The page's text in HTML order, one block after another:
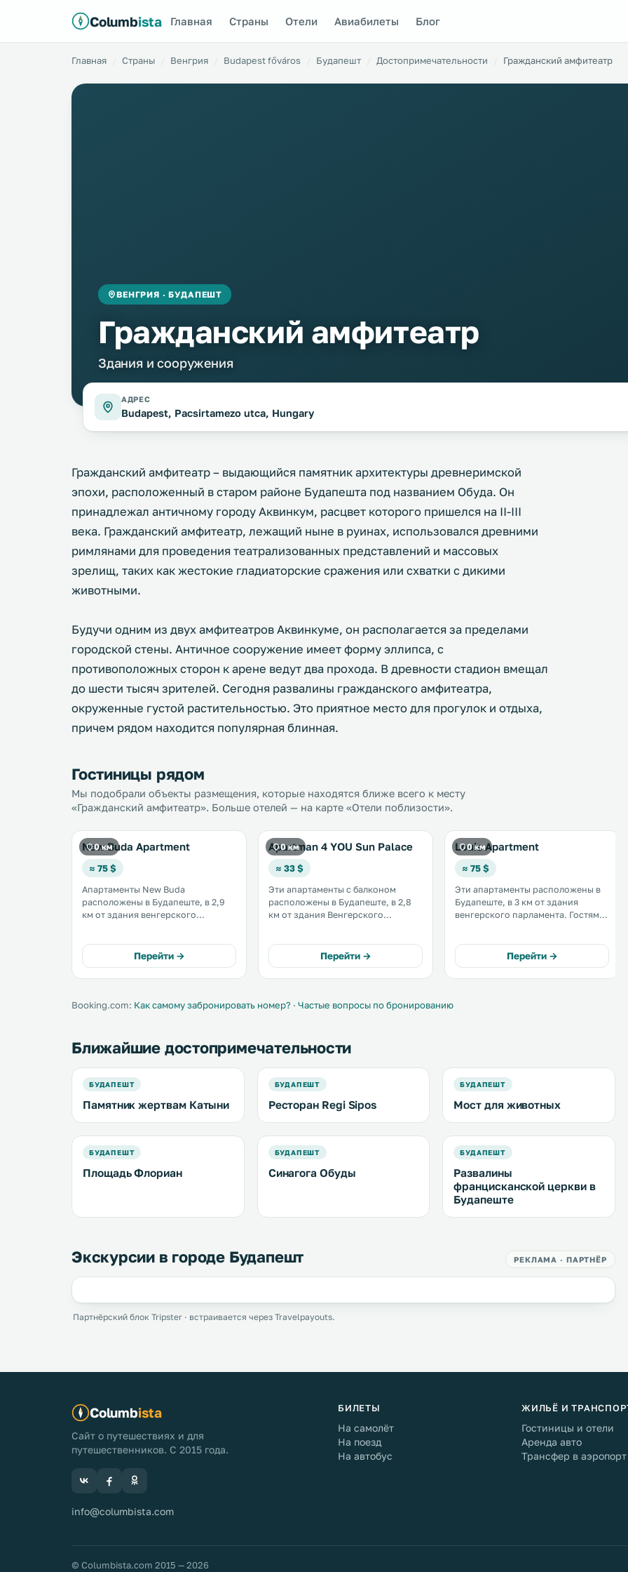
Columbista Главная Страны Отели Авиабилеты Блог
Главная Страны Венгрия Budapest főváros Будапешт Достопримечательности Гражданский амфитеатр
ВЕНГРИЯ · БУДАПЕШТ
Гражданский амфитеатр
Здания и сооружения
АДРЕС
Budapest, Pacsirtamezo utca, Hungary
Гражданский амфитеатр – выдающийся памятник архитектуры древнеримской
эпохи, расположенный в старом районе Будапешта под названием Обуда. Он
принадлежал античному городу Аквинкум, расцвет которого пришелся на II-III
века. Гражданский амфитеатр, лежащий ныне в руинах, использовался древними
римлянами для проведения театрализованных представлений и массовых
зрелищ, таких как жестокие гладиаторские сражения или схватки с дикими
животными.
Будучи одним из двух амфитеатров Аквинкуме, он располагается за пределами
городской стены. Античное сооружение имеет форму эллипса, с
противоположных сторон к арене ведут два прохода. В древности стадион вмещал
до шести тысяч зрителей. Сегодня развалины гражданского амфитеатра,
окруженные густой растительностью. Это приятное место для прогулок и отдыха,
причем рядом находится популярная блинная.
Гостиницы рядом
Мы подобрали объекты размещения, которые находятся ближе всего к месту
«Гражданский амфитеатр». Больше отелей — на карте «Отели поблизости».
0 км
New Buda Apartment
≈ 75 $
Апартаменты New Buda
расположены в Будапеште, в 2,9
км от здания венгерского
кондиционер, бесплатный Wi-Fi и
частная парковка на территории. .
Перейти →
0 км
Apartman 4 YOU Sun Palace
≈ 33 $
Эти апартаменты с балконом
расположены в Будапеште, в 2,8
км от здания Венгерского
Кухня оборудована духовкой и
плитой. В числе удобств телевизор
с плоским экраном. .
Перейти →
0 км
Louis Apartment
≈ 75 $
Эти апартаменты расположены в
Будапеште, в 3 км от здания
венгерского парламента. Гостям
на реку и бесплатным Wi-Fi во всех
помещениях. .
Перейти →
Booking.com: Как самому забронировать номер? · Частые вопросы по бронированию
Ближайшие достопримечательности
БУДАПЕШТ
Памятник жертвам Катыни
БУДАПЕШТ
Ресторан Regi Sipos
БУДАПЕШТ
Мост для животных
БУДАПЕШТ
Площадь Флориан
БУДАПЕШТ
Синагога Обуды
БУДАПЕШТ
Развалины
францисканской церкви в
Будапеште
Экскурсии в городе Будапешт РЕКЛАМА · ПАРТНЁР
Партнёрский блок Tripster · встраивается через Travelpayouts.
Columbista
Сайт о путешествиях и для
путешественников. С 2015 года.
info@columbista.com
БИЛЕТЫ
На самолёт
На поезд
На автобус
ЖИЛЬЁ И
Гостиницы и отели
Аренда авто
Трансфер в аэропорт
© Columbista.com 2015 — 2026